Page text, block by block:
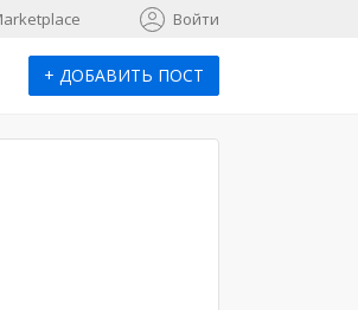
Войти
+ ДОБАВИТЬ ПОСТ